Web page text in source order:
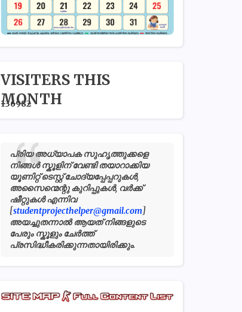
VISITERS THIS
MONTH
136982
പ്രിയ അധ്യാപക സുഹൃത്തുക്കളെ
നിങ്ങൾ സ്കൂളിന് വേണ്ടി തയാറാക്കിയ
യൂണിറ്റ് ടെസ്റ്റ് ചോദ്യപ്പേപ്പറുകൾ,
അസൈന്മെന്റു കുറിപ്പുകൾ, വർക്ക്
ഷീറ്റുകൾ എന്നിവ
[studentprojecthelper@gmail.com]
അയച്ചുതന്നാൽ ആയത് നിങ്ങളുടെ
പേരും സ്കൂളും ചേർത്ത്
പ്രസിദ്ധീകരിക്കുന്നതായിരിക്കും.